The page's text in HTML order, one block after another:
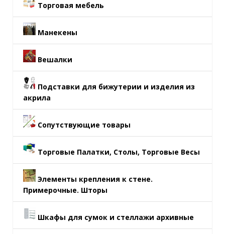
Торговая мебель
Манекены
Вешалки
Подставки для бижутерии и изделия из
акрила
Сопутствующие товары
Торговые Палатки, Столы, Торговые Весы
Элементы крепления к стене.
Примерочные. Шторы
Шкафы для сумок и стеллажи архивные